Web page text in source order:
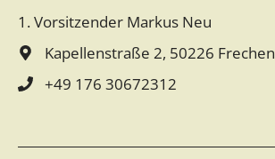
1. Vorsitzender Markus Neu
Kapellenstraße 2, 50226 Frechen
+49 176 30672312